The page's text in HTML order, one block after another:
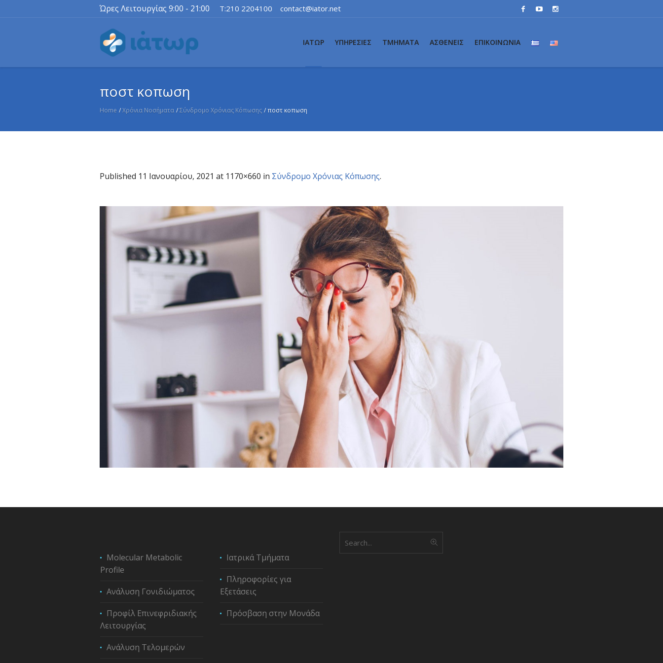
Ώρες Λειτουργίας 9:00 - 21:00 T:210 2204100 contact@iator.net
ΙΑΤΩΡ ΥΠΗΡΕΣΙΕΣ ΤΜΗΜΑΤΑ ΑΣΘΕΝΕΙΣ ΕΠΙΚΟΙΝΩΝΙΑ
ποστ κοπωση
Home /Χρόνια Νοσήματα /Σύνδρομο Χρόνιας Κόπωσης /ποστ κοπωση
Published 11 Ιανουαρίου, 2021 at 1170×660 in Σύνδρομο Χρόνιας Κόπωσης.
Molecular Metabolic
Profile
Ανάλυση Γονιδιώματος
Προφίλ Επινεφριδιακής
Λειτουργίας
Ανάλυση Τελομερών
Ιατρικά Τμήματα
Πληροφορίες για
Εξετάσεις
Πρόσβαση στην Μονάδα